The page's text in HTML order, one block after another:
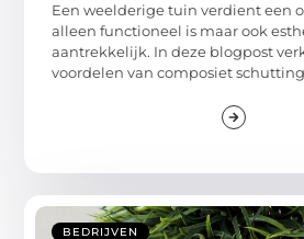
Een weelderige tuin verdient een
alleen functioneel is maar ook
aantrekkelijk. In deze blogpost
voordelen van composiet
BEDRIJVEN